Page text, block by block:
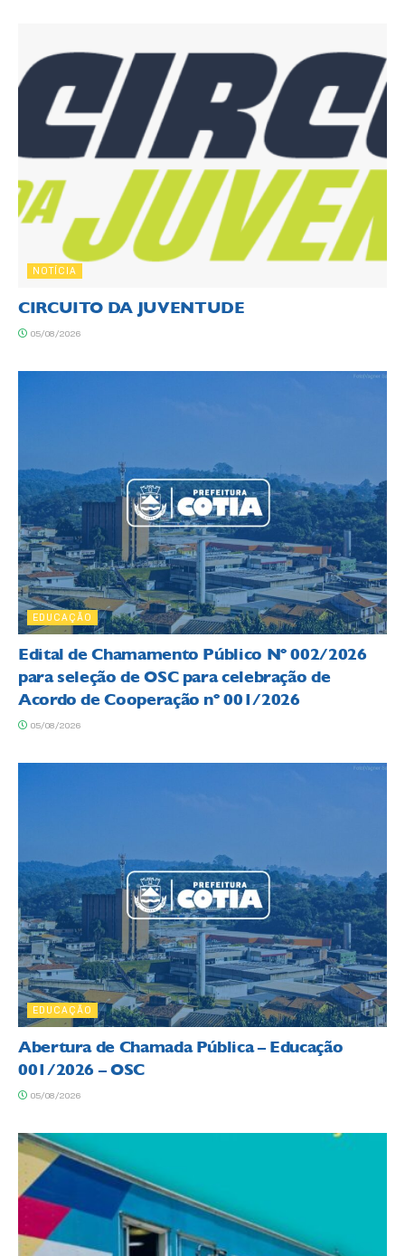
NOTÍCIA
CIRCUITO DA JUVENTUDE
05/08/2026
EDUCAÇÃO
Edital de Chamamento Público Nº 002/2026
para seleção de OSC para celebração de
Acordo de Cooperação nº 001/2026
05/08/2026
EDUCAÇÃO
Abertura de Chamada Pública – Educação
001/2026 – OSC
05/08/2026